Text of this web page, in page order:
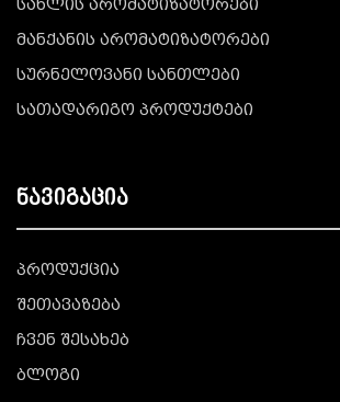
სახლის არომატიზატორები
მანქანის არომატიზატორები
სურნელოვანი სანთლები
სათადარიგო პროდუქტები
ნავიგაცია
პროდუქცია
შეთავაზება
ჩვენ შესახებ
ბლოგი